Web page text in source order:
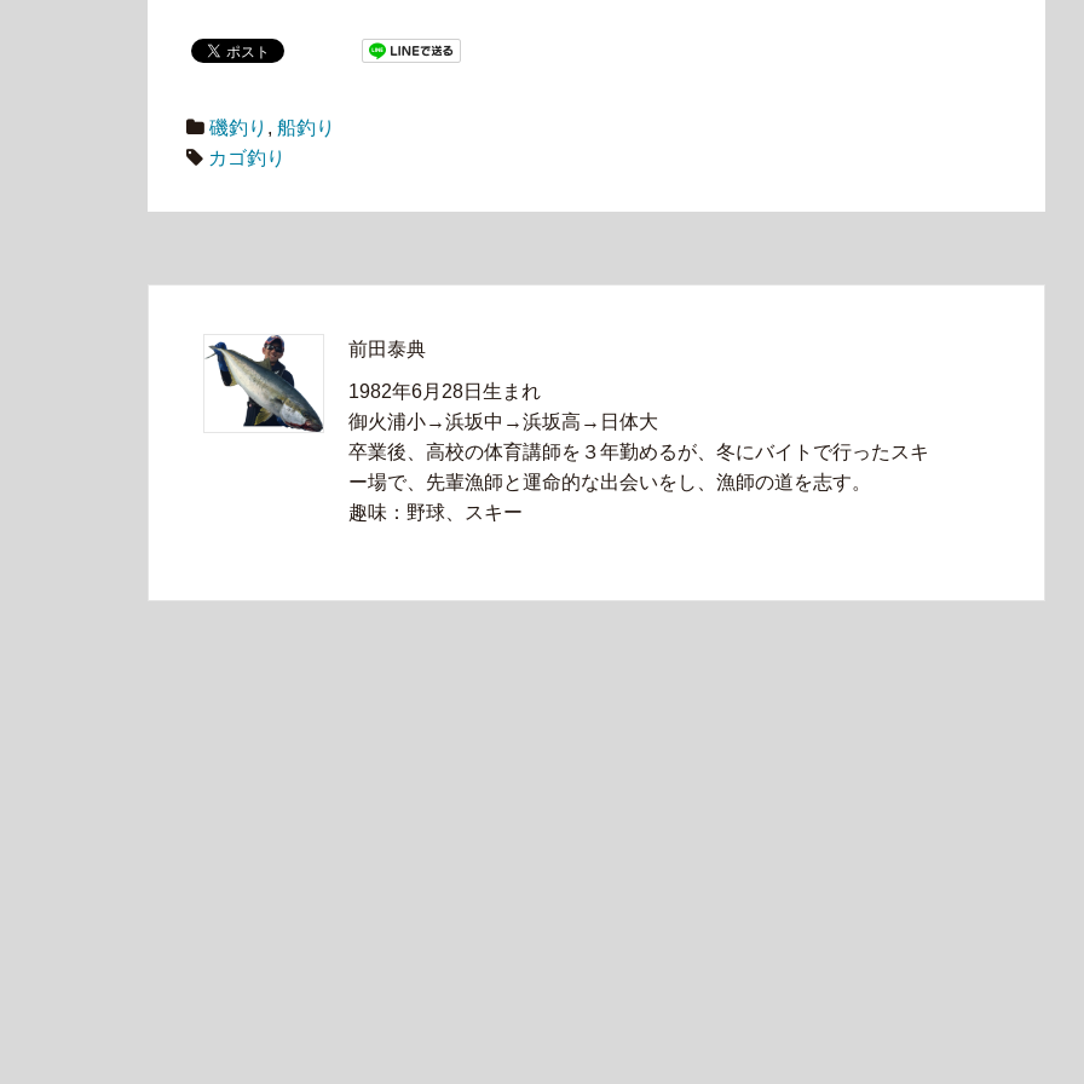
磯釣り , 船釣り
カゴ釣り
前田泰典
1982年6月28日生まれ
御火浦小→浜坂中→浜坂高→日体大
卒業後、高校の体育講師を３年勤めるが、冬にバイトで行ったスキ
ー場で、先輩漁師と運命的な出会いをし、漁師の道を志す。
趣味：野球、スキー